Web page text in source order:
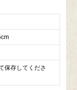
保存してくださ